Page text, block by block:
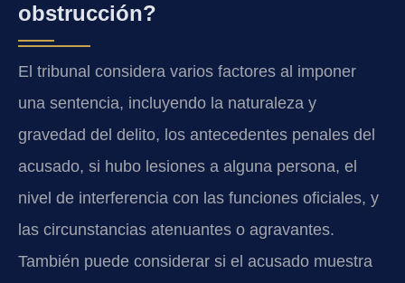
obstrucción?
El tribunal considera varios factores al imponer
una sentencia, incluyendo la naturaleza y
gravedad del delito, los antecedentes penales del
acusado, si hubo lesiones a alguna persona, el
nivel de interferencia con las funciones oficiales, y
las circunstancias atenuantes o agravantes.
También puede considerar si el acusado muestra